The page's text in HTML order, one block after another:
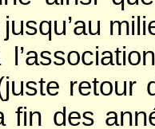
fin des